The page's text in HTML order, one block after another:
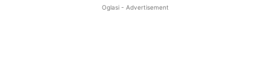
Oglasi - Advertisement